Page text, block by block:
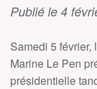
Publié le 4
Samedi 5
Marine Le Pen
présidentielle